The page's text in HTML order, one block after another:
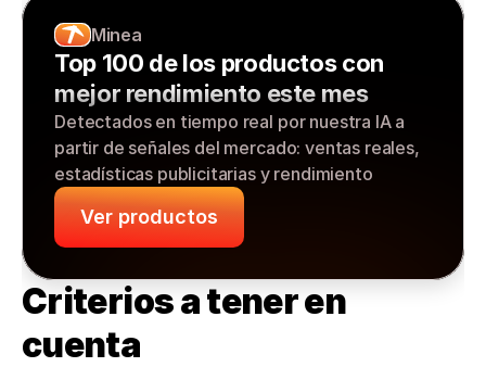
Minea
Top 100 de los productos con
mejor rendimiento este mes
Detectados en tiempo real por nuestra IA a
partir de señales del mercado: ventas reales,
estadísticas publicitarias y rendimiento
Ver productos
Criterios a tener en
cuenta